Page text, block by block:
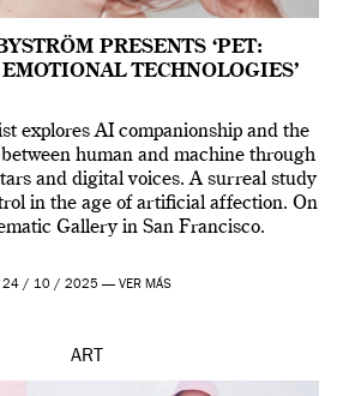
PRESENTS ‘PET:
TECHNOLOGIES’
explores AI companionship and the
human and machine through
and digital voices. A surreal study
in the age of artificial affection. On
Gallery in San Francisco.
24 / 10 / 2025 — VER MÁS
ART